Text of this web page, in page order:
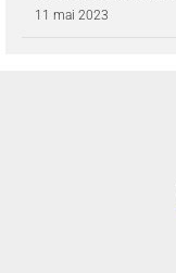
11 mai 2023